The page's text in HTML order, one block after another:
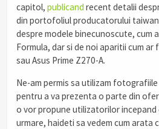
capitol, publicand recent detalii
din portofoliul producatorului
despre modele binecunoscute, cum
Formula, dar si de noi aparitii cum ar
sau Asus Prime Z270-A.
Ne-am permis sa utilizam
pentru a va prezenta o parte din
o vor propune utilizatorilor incepand
urmare, haideti sa vedem cum arata